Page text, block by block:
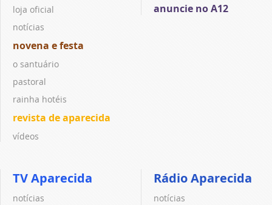
loja oficial
notícias
novena e festa
o santuário
pastoral
rainha hotéis
revista de aparecida
vídeos
anuncie no A12
TV Aparecida
notícias
Rádio Aparecida
notícias